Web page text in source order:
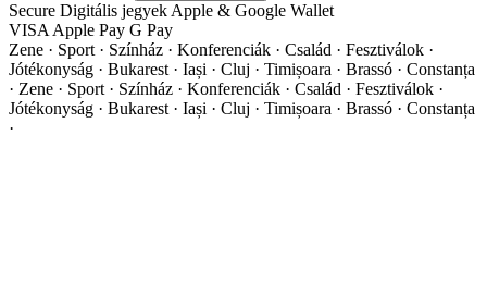
Secure Digitális jegyek Apple & Google Wallet
VISA Apple Pay G Pay
Zene · Sport · Színház · Konferenciák · Család · Fesztiválok ·
Jótékonyság · Bukarest · Iași · Cluj · Timișoara · Brassó · Constanța
· Zene · Sport · Színház · Konferenciák · Család · Fesztiválok ·
Jótékonyság · Bukarest · Iași · Cluj · Timișoara · Brassó · Constanța
·